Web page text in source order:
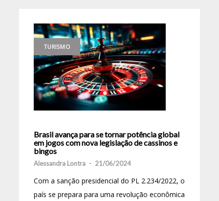
TURISMO
Brasil avança para se tornar potência global
em jogos com nova legislação de cassinos e
bingos
Alessandra Lontra - 21/06/2024
Com a sanção presidencial do PL 2.234/2022, o
país se prepara para uma revolução econômica